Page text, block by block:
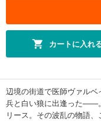
カートに入れ
辺境の街道で医師ヴァル
兵と白い狼に出逢った――
リース。その波乱の物語、